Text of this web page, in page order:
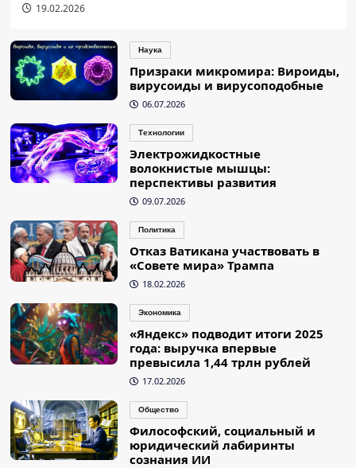
19.02.2026
Наука
Призраки микромира: Вироиды,
вирусоиды и вирусоподобные
06.07.2026
Технологии
Электрожидкостные
волокнистые мышцы:
перспективы развития
09.07.2026
Политика
Отказ Ватикана участвовать в
«Совете мира» Трампа
18.02.2026
Экономика
«Яндекс» подводит итоги 2025
года: выручка впервые
превысила 1,44 трлн рублей
17.02.2026
Общество
Философский, социальный и
юридический лабиринты
сознания ИИ